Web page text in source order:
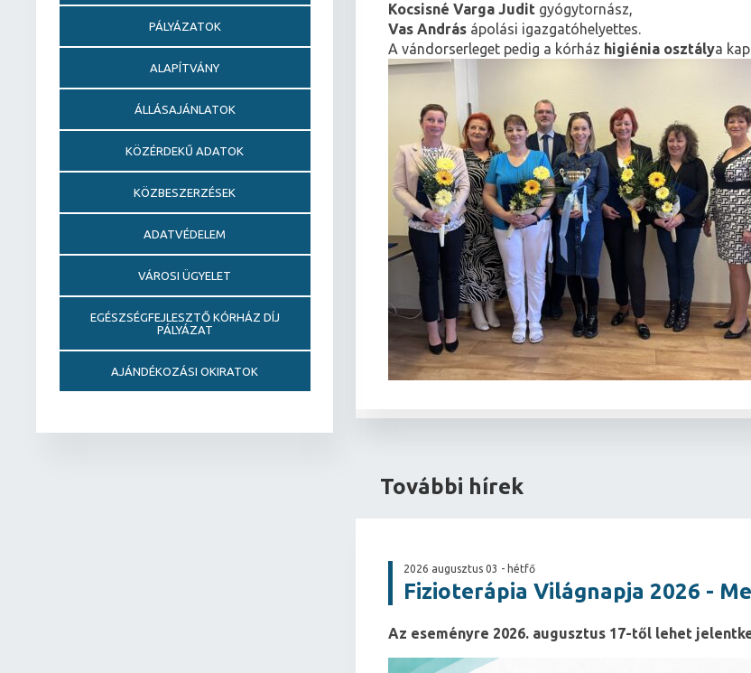
Kocsisné Varga Judit gyógytornász,
Vas András ápolási igazgatóhelyettes.
A vándorserleget pedig a kórház higiénia osztálya
További hírek
2026 augusztus 03 - hétfő
Fizioterápia Világnapja 2026 -
Az eseményre 2026. augusztus 17-től lehet
PÁLYÁZATOK
ALAPÍTVÁNY
ÁLLÁSAJÁNLATOK
KÖZÉRDEKŰ ADATOK
KÖZBESZERZÉSEK
ADATVÉDELEM
VÁROSI ÜGYELET
EGÉSZSÉGFEJLESZTŐ KÓRHÁZ DÍJ
PÁLYÁZAT
AJÁNDÉKOZÁSI OKIRATOK